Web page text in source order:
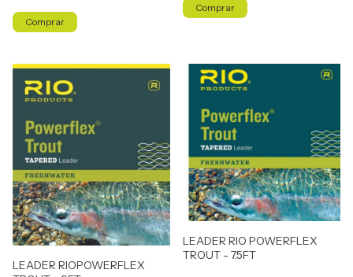
Comprar
Comprar
LEADER RIOPOWERFLEX
LEADER RIO POWERFLEX
TROUT - 7.5FT